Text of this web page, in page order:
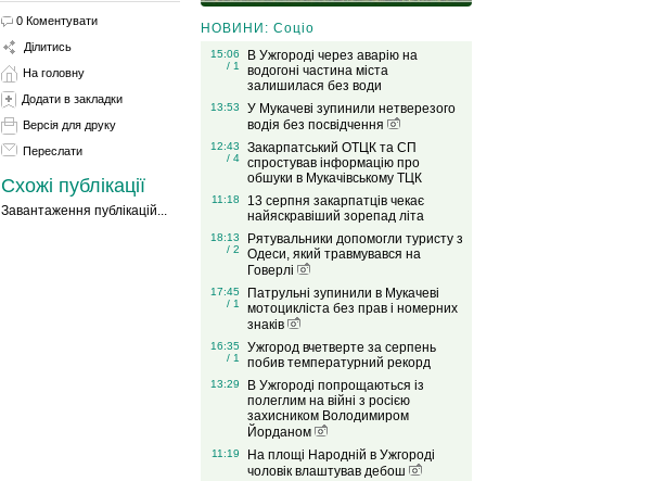
0 Коментувати
Ділитись
На головну
Додати в закладки
Версія для друку
Переслати
Схожі публікації
Завантаження публікацій...
НОВИНИ: Соціо
15:06
/ 1
В Ужгороді через аварію на
водогоні частина міста
залишилася без води
13:53
У Мукачеві зупинили нетверезого
водія без посвідчення
12:43
/ 4
Закарпатський ОТЦК та СП
спростував інформацію про
обшуки в Мукачівському ТЦК
11:18
13 серпня закарпатців чекає
найяскравіший зорепад літа
18:13
/ 2
Рятувальники допомогли туристу з
Одеси, який травмувався на
Говерлі
17:45
/ 1
Патрульні зупинили в Мукачеві
мотоцикліста без прав і номерних
знаків
16:35
/ 1
Ужгород вчетверте за серпень
побив температурний рекорд
13:29
В Ужгороді попрощаються із
полеглим на війні з росією
захисником Володимиром
Йорданом
11:19
На площі Народній в Ужгороді
чоловік влаштував дебош